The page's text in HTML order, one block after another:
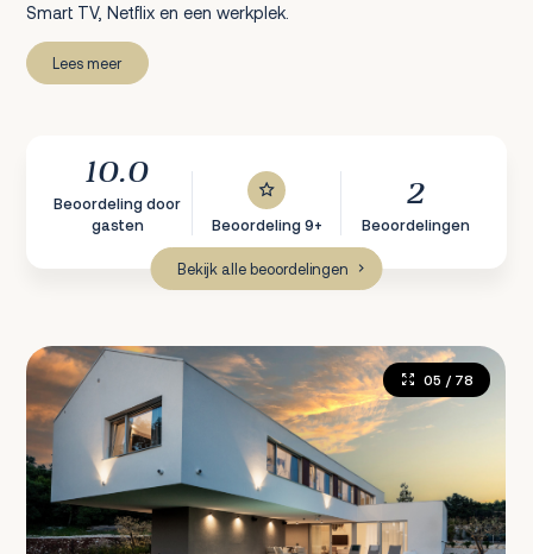
Smart TV, Netflix en een werkplek.
Lees meer
10.0
Beoordeling door
gasten
Beoordeling 9+
2
Beoordelingen
Bekijk alle beoordelingen
05 / 78